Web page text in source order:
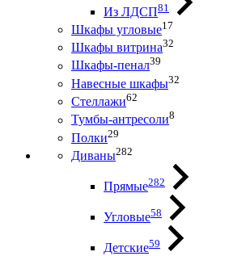
Из ЛДСП81
Шкафы угловые17
Шкафы витрина32
Шкафы-пенал39
Навесные шкафы32
Стеллажи62
Тумбы-антресоли8
Полки29
Диваны282
Прямые282
Угловые58
Детские59